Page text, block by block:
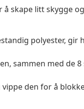
skape litt skygge
polyester, gir
sammen med de
den for å